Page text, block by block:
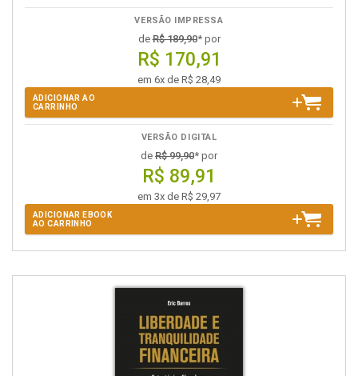
VERSÃO IMPRESSA
deR$ 189,90* por
R$ 170,91
em 6x de R$ 28,49
ADICIONAR AO
CARRINHO
VERSÃO DIGITAL
de R$ 99,90* por
R$ 89,91
em 3x de R$ 29,97
ADICIONAR EBOOK
AO CARRINHO